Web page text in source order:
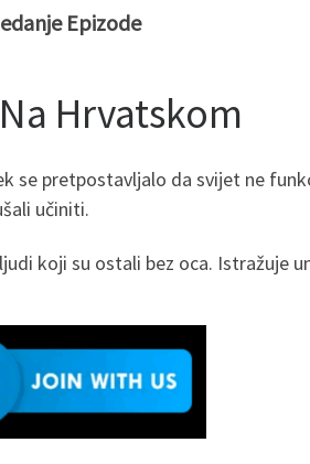
Epizode
Hrvatskom
se pretpostavljalo da svijet ne
učiniti.
koji su ostali bez oca. Istražuje